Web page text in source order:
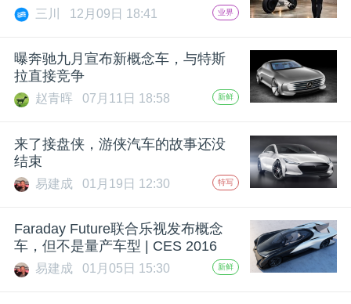
爱
机
三川 12月09日 18:41 业界
曝奔驰九月宣布新概念车，与特斯
拉直接竞争
赵青晖 07月11日 18:58 新鲜
来了接盘侠，游侠汽车的故事还没
结束
易建成 01月19日 12:30 特写
Faraday Future联合乐视发布概念
车，但不是量产车型 | CES 2016
易建成 01月05日 15:30 新鲜